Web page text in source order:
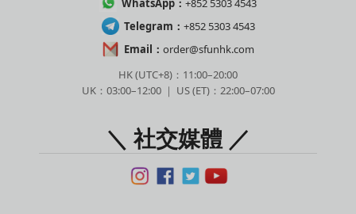
WhatsApp： +852 5303 4543
Telegram： +852 5303 4543
Email： order@sfunhk.com
HK (UTC+8)：11:00–20:00
UK：03:00–12:00 ｜ US (ET)：22:00–07:00
＼ 社交媒體 ／